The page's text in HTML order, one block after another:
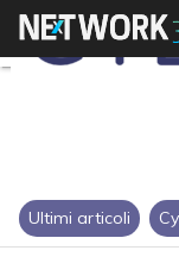
Ultimi articoli